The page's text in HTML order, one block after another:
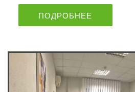
ПОДРОБНЕЕ